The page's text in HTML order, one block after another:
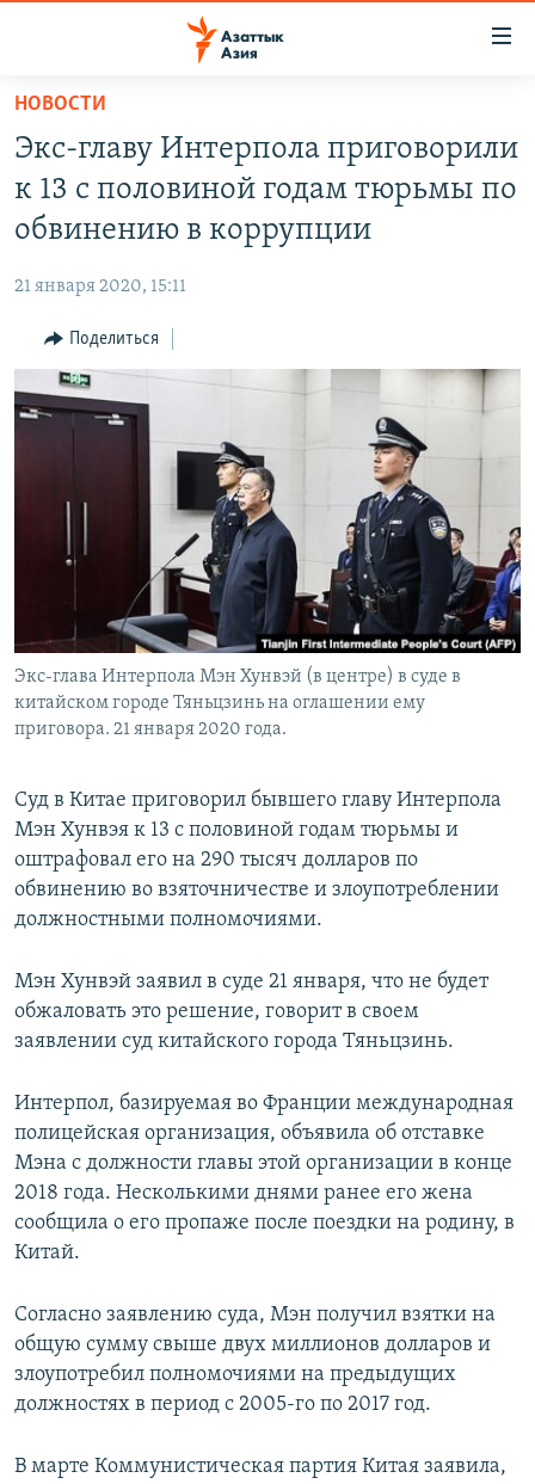
Вернуться
основному
содержанию
Вернутся
главной
навигации
Вернутся
поиску
КЫРГЫЗСТАН
ТАДЖИКИСТАН
ВОЙНА В УКРАИНЕ
ҚАЗАҚША
КЫРГЫЗЧА
ЎЗБЕКЧА
ТОҶИКӢ
Все сайты РСЕ/РС
НОВОСТИ
Экс-главу Интерпола приговорили
к 13 с половиной годам тюрьмы по
обвинению в коррупции
21 января 2020, 15:11
Поделиться
Экс-глава Интерпола Мэн Хунвэй (в центре) в суде в
китайском городе Тяньцзинь на оглашении ему
приговора. 21 января 2020 года.
Суд в Китае приговорил бывшего главу Интерпола
Мэн Хунвэя к 13 с половиной годам тюрьмы и
оштрафовал его на 290 тысяч долларов по
обвинению во взяточничестве и злоупотреблении
должностными полномочиями.
Мэн Хунвэй заявил в суде 21 января, что не будет
обжаловать это решение, говорит в своем
заявлении суд китайского города Тяньцзинь.
Интерпол, базируемая во Франции международная
полицейская организация, объявила об отставке
Мэна с должности главы этой организации в конце
2018 года. Несколькими днями ранее его жена
сообщила о его пропаже после поездки на родину, в
Китай.
Согласно заявлению суда, Мэн получил взятки на
общую сумму свыше двух миллионов долларов и
злоупотребил полномочиями на предыдущих
должностях в период с 2005-го по 2017 год.
В марте Коммунистическая партия Китая заявила,